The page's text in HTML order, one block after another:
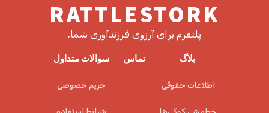
RATTLESTORK
پلتفرم برای آرزوی فرزندآوری شما.
بلاگ تماس سوالات متداول
اطلاعات حقوقی حریم خصوصی